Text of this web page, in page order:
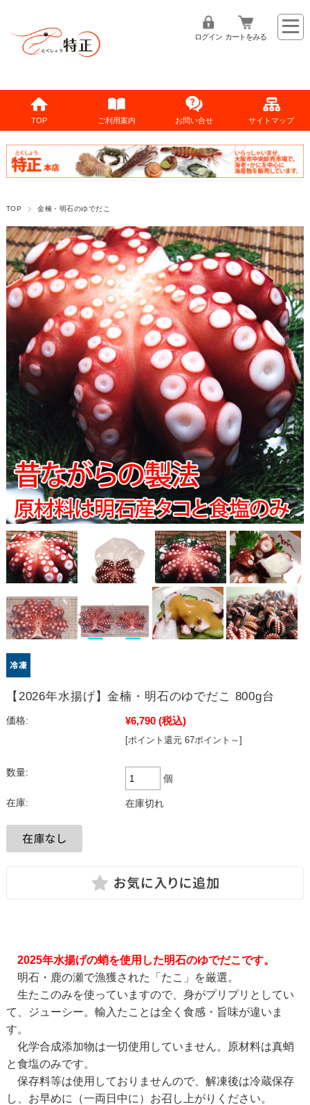
ログイン カートをみる
TOP ご利用案内 お問い合せ サイトマップ
TOP 金楠・明石のゆでだこ
【2026年水揚げ】金楠・明石のゆでだこ 800g台
価格: ¥6,790 (税込)
[ポイント還元 67ポイント～]
数量:
個
在庫: 在庫切れ
2025年水揚げの蛸を使用した明石のゆでだこです。
明石・鹿の瀬で漁獲された「たこ」を厳選。
生たこのみを使っていますので、身がプリプリとしてい
て、ジューシー。輸入たことは全く食感・旨味が違いま
す。
化学合成添加物は一切使用していません。原材料は真蛸
と食塩のみです。
保存料等は使用しておりませんので、解凍後は冷蔵保存
し、お早めに（一両日中に）お召し上がりください。